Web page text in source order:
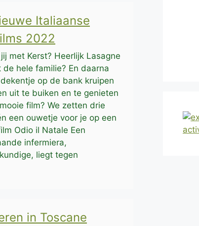
Italiaanse
2022
met Kerst? Heerlijk Lasagne
de hele familie? En daarna
op de bank kruipen
uit te buiken en te genieten
film? We zetten drie
een ouwetje voor je op een
Odio il Natale Een
infermiera,
liegt tegen
in Toscane